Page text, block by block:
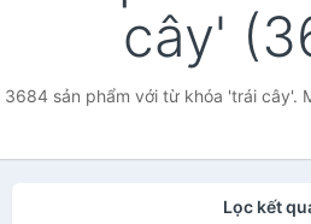
cây'
3684 sản phẩm với từ khóa 'trái cây'.
Lọc kết